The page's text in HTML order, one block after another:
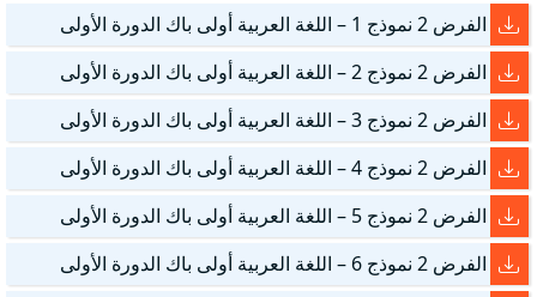
الفرض 2 نموذج 1 – اللغة العربية أولى باك الدورة الأولى
الفرض 2 نموذج 2 – اللغة العربية أولى باك الدورة الأولى
الفرض 2 نموذج 3 – اللغة العربية أولى باك الدورة الأولى
الفرض 2 نموذج 4 – اللغة العربية أولى باك الدورة الأولى
الفرض 2 نموذج 5 – اللغة العربية أولى باك الدورة الأولى
الفرض 2 نموذج 6 – اللغة العربية أولى باك الدورة الأولى